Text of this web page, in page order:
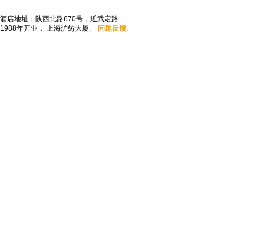
酒店地址：陕西北路670号，近武定路
1988年开业， 上海沪纺大厦. 问题反馈.